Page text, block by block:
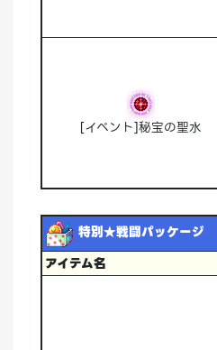
[イベント]秘宝の聖水
特別★戦闘パッケージ
アイテム名